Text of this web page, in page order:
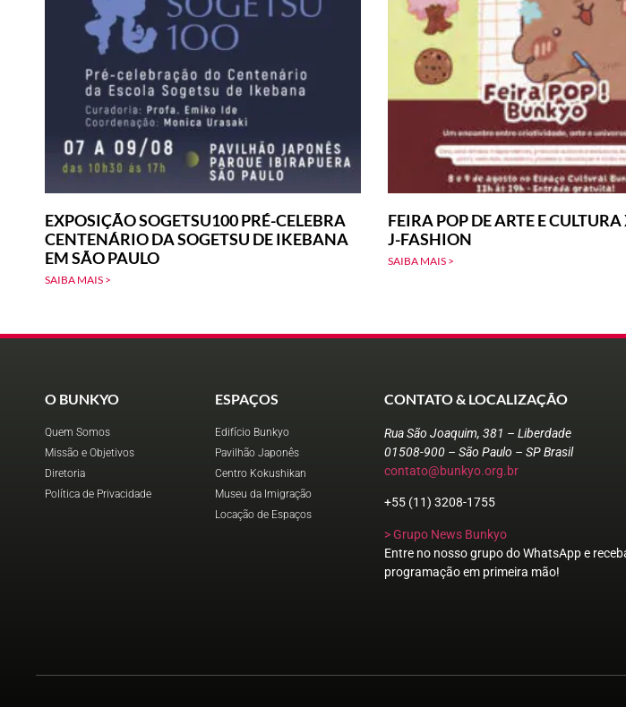
EXPOSIÇÃO SOGETSU100 PRÉ-CELEBRA
CENTENÁRIO DA SOGETSU DE IKEBANA
EM SÃO PAULO
SAIBA MAIS >
FEIRA POP DE ARTE E
J-FASHION
SAIBA MAIS >
O BUNKYO
Quem Somos
Missão e Objetivos
Diretoria
Política de Privacidade
ESPAÇOS
Edifício Bunkyo
Pavilhão Japonês
Centro Kokushikan
Museu da Imigração
Locação de Espaços
CONTATO & LOCALIZAÇÃO
Rua São Joaquim, 381 – Liberdade
01508-900 – São Paulo – SP Brasil
contato@bunkyo.org.br
+55 (11) 3208-1755
> Grupo News Bunkyo
Entre no nosso grupo do WhatsApp e
programação em primeira mão!